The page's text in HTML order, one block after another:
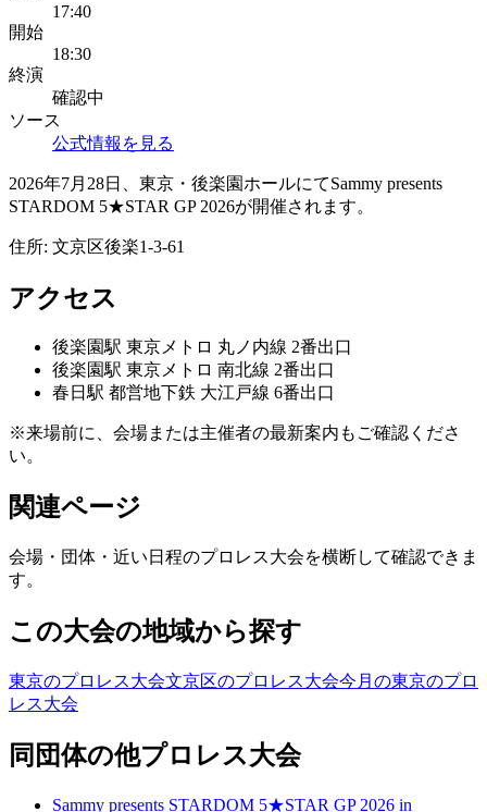
17:40
開始
18:30
終演
確認中
ソース
公式情報を見る
2026年7月28日、東京・後楽園ホールにてSammy presents
STARDOM 5★STAR GP 2026が開催されます。
住所: 文京区後楽1-3-61
アクセス
後楽園駅 東京メトロ 丸ノ内線 2番出口
後楽園駅 東京メトロ 南北線 2番出口
春日駅 都営地下鉄 大江戸線 6番出口
※来場前に、会場または主催者の最新案内もご確認くださ
い。
関連ページ
会場・団体・近い日程のプロレス大会を横断して確認できま
す。
この大会の地域から探す
東京のプロレス大会文京区のプロレス大会今月の東京のプロ
レス大会
同団体の他プロレス大会
Sammy presents STARDOM 5★STAR GP 2026 in